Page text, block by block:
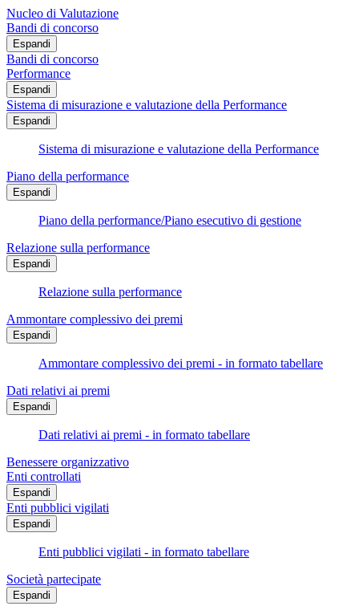
Nucleo di Valutazione
Bandi di concorso
Espandi
Bandi di concorso
Performance
Espandi
Sistema di misurazione e valutazione della Performance
Espandi
Sistema di misurazione e valutazione della Performance
Piano della performance
Espandi
Piano della performance/Piano esecutivo di gestione
Relazione sulla performance
Espandi
Relazione sulla performance
Ammontare complessivo dei premi
Espandi
Ammontare complessivo dei premi - in formato tabellare
Dati relativi ai premi
Espandi
Dati relativi ai premi - in formato tabellare
Benessere organizzativo
Enti controllati
Espandi
Enti pubblici vigilati
Espandi
Enti pubblici vigilati - in formato tabellare
Società partecipate
Espandi